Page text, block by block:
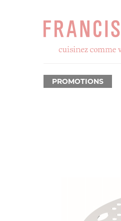
PROMOTIONS